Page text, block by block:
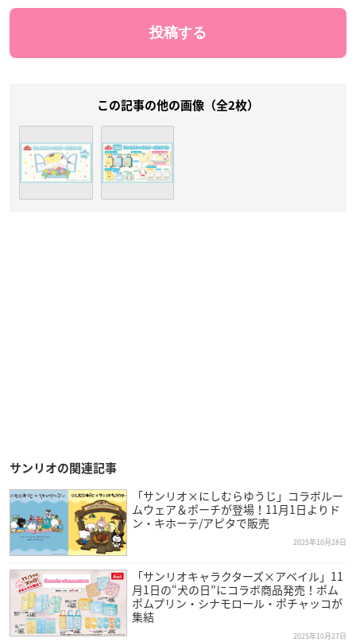
この記事の他の画像（全2枚）
サンリオの関連記事
「サンリオ×にしむらゆうじ」コラボルー
ムウェア＆ポーチが登場！11月1日よりド
ン・キホーテ/アピタで販売
2025年10月28日
「サンリオキャラクターズ×アベイル」11
月1日の“犬の日”にコラボ商品発売！ポム
ポムプリン・シナモロール・ポチャッコが
集結
2025年10月27日